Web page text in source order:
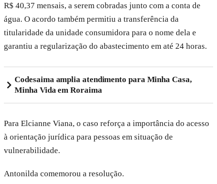
R$ 40,37 mensais, a serem cobradas junto com a conta de
água. O acordo também permitiu a transferência da
titularidade da unidade consumidora para o nome dela e
garantiu a regularização do abastecimento em até 24 horas.
Codesaima amplia atendimento para Minha Casa,
Minha Vida em Roraima
Para Elcianne Viana, o caso reforça a importância do acesso
à orientação jurídica para pessoas em situação de
vulnerabilidade.
Antonilda comemorou a resolução.